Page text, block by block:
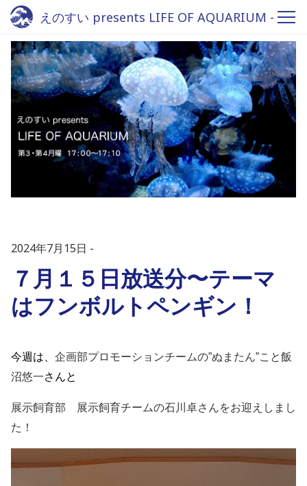
えのすい presents LIFE OF AQUARIUM -
Fm yokohama 84.7
2024年7月15日
７月１５日放送分〜テーマ
はフンボルトペンギン！
今週は、 企画部プロモーションチームの”ぬまたん”こと飯
沼悠一さんと
展示飼育部 展示飼育チームの石川卓さんをお迎えしまし
た！